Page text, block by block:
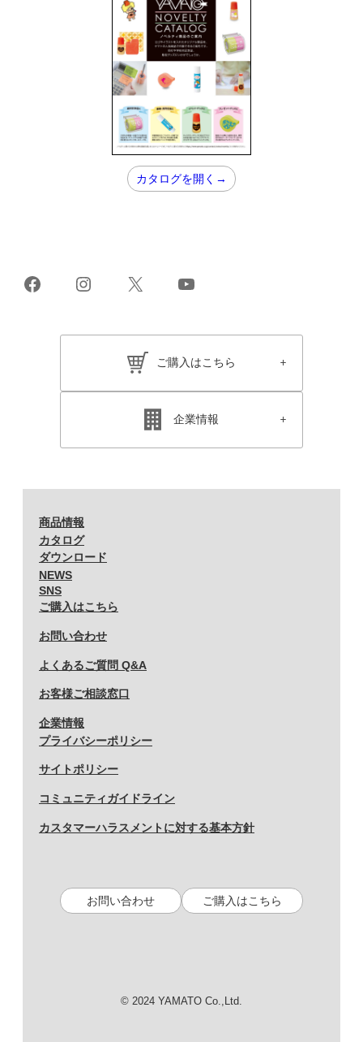
カタログを開く→
FacebookInstagram
X YouTube
ご購入はこちら
企業情報
商品情報
カタログ
ダウンロード
NEWS
SNS
ご購入はこちら
お問い合わせ
よくあるご質問 Q&A
お客様ご相談窓口
企業情報
プライバシーポリシー
サイトポリシー
コミュニティガイドライン
カスタマーハラスメントに対する基本方針
お問い合わせ ご購入はこちら
© 2024 YAMATO Co.,Ltd.